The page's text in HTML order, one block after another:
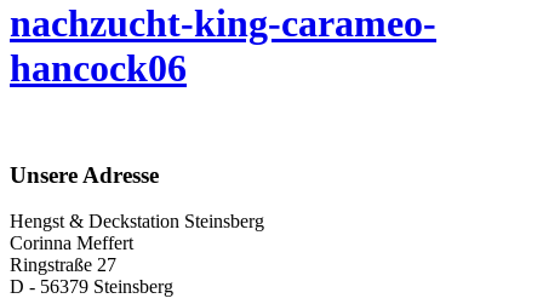
nachzucht-king-carameo-
hancock06
Unsere Adresse
Hengst & Deckstation Steinsberg
Corinna Meffert
Ringstraße 27
D - 56379 Steinsberg